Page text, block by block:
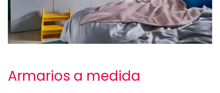
Armarios a medida